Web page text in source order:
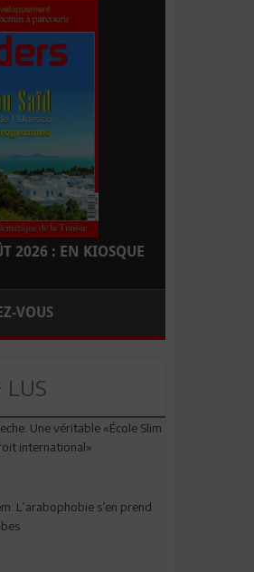
2026 : EN KIOSQUE
VOUS
LUS
Une véritable «École Slim
international»
L’arabophobie s’en prend